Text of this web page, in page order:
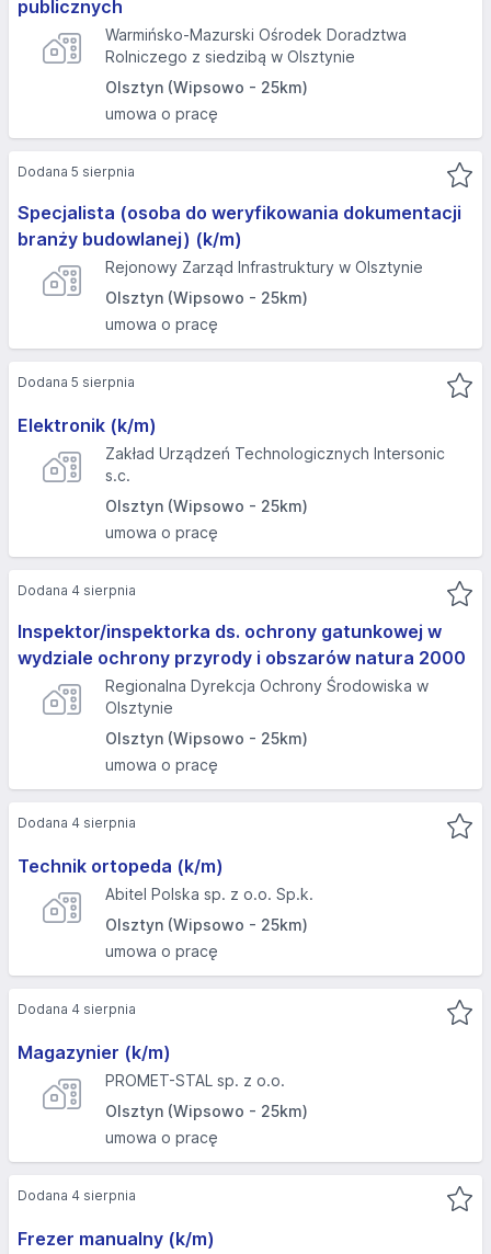
publicznych
Warmińsko-Mazurski Ośrodek Doradztwa
Rolniczego z siedzibą w Olsztynie
Olsztyn (Wipsowo - 25km)
umowa o pracę
Specjalista (osoba do weryfikowania dokumentacji
branży budowlanej) (k/m)
Rejonowy Zarząd Infrastruktury w Olsztynie
Olsztyn (Wipsowo - 25km)
umowa o pracę
Dodana 5 sierpnia
Elektronik (k/m)
Zakład Urządzeń Technologicznych Intersonic
s.c.
Olsztyn (Wipsowo - 25km)
umowa o pracę
Dodana 5 sierpnia
Inspektor/inspektorka ds. ochrony gatunkowej w
wydziale ochrony przyrody i obszarów natura 2000
Regionalna Dyrekcja Ochrony Środowiska w
Olsztynie
Olsztyn (Wipsowo - 25km)
umowa o pracę
Dodana 4 sierpnia
Technik ortopeda (k/m)
Abitel Polska sp. z o.o. Sp.k.
Olsztyn (Wipsowo - 25km)
umowa o pracę
Dodana 4 sierpnia
Magazynier (k/m)
PROMET-STAL sp. z o.o.
Olsztyn (Wipsowo - 25km)
umowa o pracę
Dodana 4 sierpnia
Frezer manualny (k/m)
Dodana 4 sierpnia